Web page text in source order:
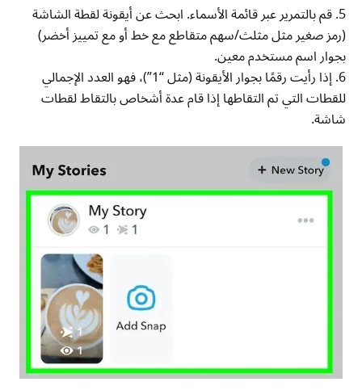
5. قم بالتمرير عبر قائمة الأسماء. ابحث عن أيقونة لقطة الشاشة
(رمز صغير مثل مثلث/سهم متقاطع مع خط أو مع تمييز أخضر)
بجوار اسم مستخدم معين.
6. إذا رأيت رقمًا بجوار الأيقونة (مثل “1”)، فهو العدد الإجمالي
للقطات التي تم التقاطها إذا قام عدة أشخاص بالتقاط لقطات
شاشة.